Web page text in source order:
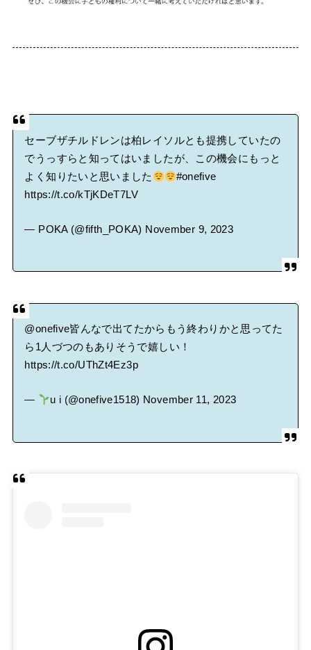
セーブザチルドレンは柏レイソルとも提携していたの
でうっすらと知ってはいましたが、この機会にもっと
よく知りたいと思いました
#onefive
https://t.co/kTjKDeT7LV
— POKA (@fifth_POKA) November 9, 2023
@​onefive皆んなで出てたからもう終わりかと思ってた
ら1人づつのもありそうで嬉しい！
https://t.co/UThZt4Ez3p
— u i (@onefive1518) November 11, 2023